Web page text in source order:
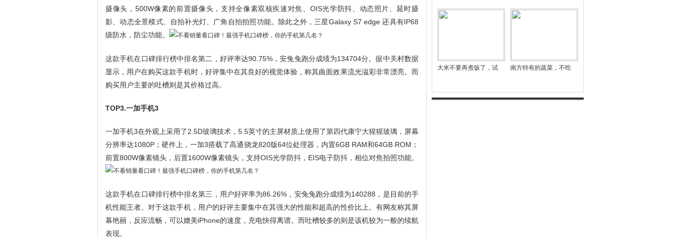
摄像头，500W像素的前置摄像头，支持全像素双核疾速对焦、OIS光学防抖、动态照片、延时摄
影、动态全景模式、自拍补光灯、广角自拍拍照功能。除此之外，三星Galaxy S7 edge 还具有IP68
级防水，防尘功能。
这款手机在口碑排行榜中排名第二，好评率达90.75%，安兔兔跑分成绩为134704分。据中关村数据
显示，用户在购买这款手机时，好评集中在其良好的视觉体验，称其曲面效果流光溢彩非常漂亮。而
购买用户主要的吐槽则是其价格过高。
TOP3.一加手机3
一加手机3在外观上采用了2.5D玻璃技术，5.5英寸的主屏材质上使用了第四代康宁大猩猩玻璃，屏幕
分辨率达1080P；硬件上，一加3搭载了高通骁龙820版64位处理器，内置6GB RAM和64GB ROM；
前置800W像素镜头，后置1600W像素镜头，支持OIS光学防抖，EIS电子防抖，相位对焦拍照功能。
这款手机在口碑排行榜中排名第三，用户好评率为86.26%，安兔兔跑分成绩为140288，是目前的手
机性能王者。对于这款手机，用户的好评主要集中在其强大的性能和超高的性价比上。有网友称其屏
幕艳丽，反应流畅，可以媲美iPhone的速度，充电快得离谱。而吐槽较多的则是该机较为一般的续航
表现。
大米不要再煮饭了，试 南方特有的蔬菜，不吃